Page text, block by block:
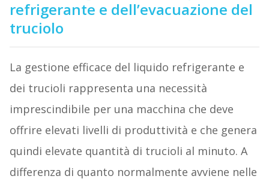
refrigerante e dell’evacuazione del
truciolo
La gestione efficace del liquido refrigerante e
dei trucioli rappresenta una necessità
imprescindibile per una macchina che deve
offrire elevati livelli di produttività e che genera
quindi elevate quantità di trucioli al minuto. A
differenza di quanto normalmente avviene nelle